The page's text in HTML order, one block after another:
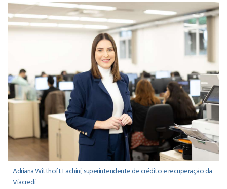
Adriana Witthoft Fachini, superintendente de crédito e recuperação da
Viacredi